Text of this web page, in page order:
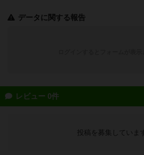
データに関する報告
レビュー 0件
投稿を募集しています